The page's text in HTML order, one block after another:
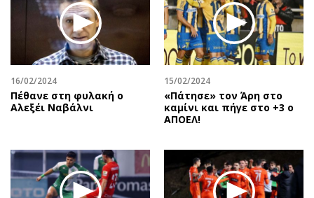
16/02/2024
Πέθανε στη φυλακή ο
Αλεξέι Ναβάλνι
15/02/2024
«Πάτησε» τον Άρη στο
καμίνι και πήγε στο +3 ο
ΑΠΟΕΛ!